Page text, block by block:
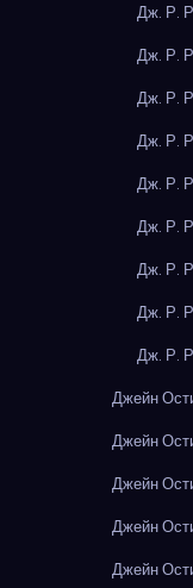
Дж. Р.
Дж. Р.
Дж. Р.
Дж. Р.
Дж. Р.
Дж. Р.
Дж. Р.
Дж. Р.
Дж. Р.
Джейн
Джейн
Джейн
Джейн
Джейн